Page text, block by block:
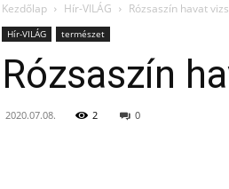
Kezdőlap Hír-VILÁG Rózsaszín havat
Hír-VILÁG természet
Rózsaszín
2020.07.08. 2 0